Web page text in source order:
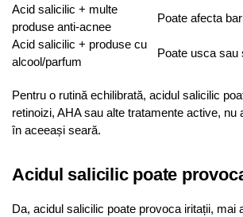
Acid salicilic + multe
produse anti-acnee
Poate afecta
Acid salicilic + produse cu
alcool/parfum
Poate usca sau
Pentru o rutină echilibrată, acidul salicilic
retinoizi, AHA sau alte tratamente active, nu
în aceeași seară.
Acidul salicilic poate
Da, acidul salicilic poate provoca iritații, mai